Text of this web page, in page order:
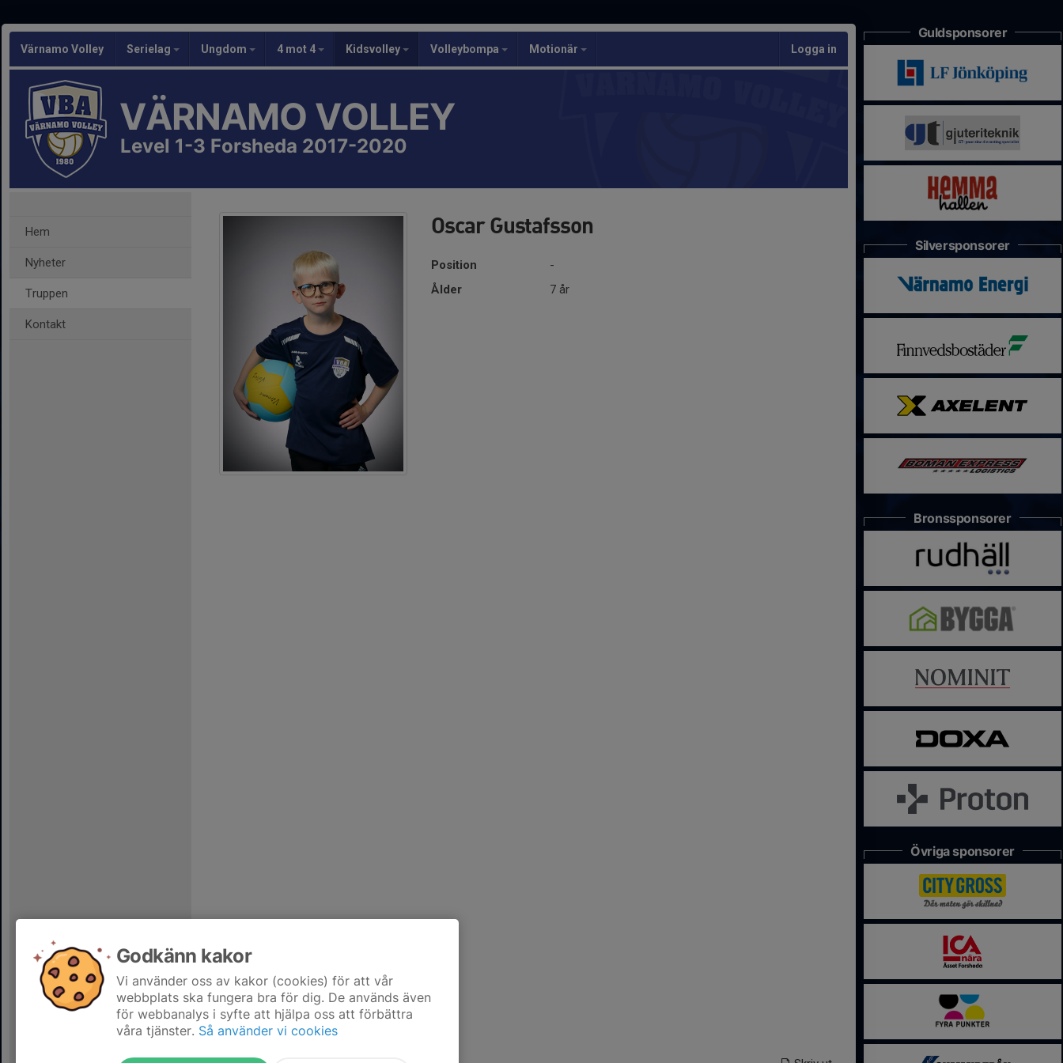
Värnamo Volley Serielag Ungdom 4 mot 4 Kidsvolley Volleybompa Motionär Logga in
VÄRNAMO VOLLEY
Level 1-3 Forsheda 2017-2020
Hem
Nyheter
Truppen
Kontakt
Oscar Gustafsson
Position
-
Ålder
7 år
Guldsponsorer
Silversponsorer
Bronssponsorer
Övriga sponsorer
Godkänn kakor
Vi använder oss av kakor (cookies) för att vår
webbplats ska fungera bra för dig. De används även
för webbanalys i syfte att hjälpa oss att förbättra
våra tjänster. Så använder vi cookies